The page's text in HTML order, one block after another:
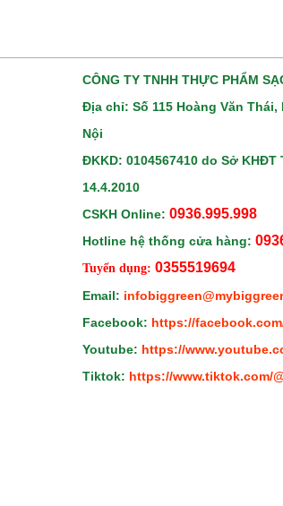
CÔNG TY TNHH THỰC PHẨM
Địa chỉ: Số 115 Hoàng Văn
Nội
ĐKKD: 0104567410 do Sở KHĐT
14.4.2010
CSKH Online: 0936.995.998
Hotline hệ thống cửa hàng:
Tuyển dụng: 0355519694
Email:
Facebook: https://
Youtube: https://
Tiktok: https://www.tiktok.com/